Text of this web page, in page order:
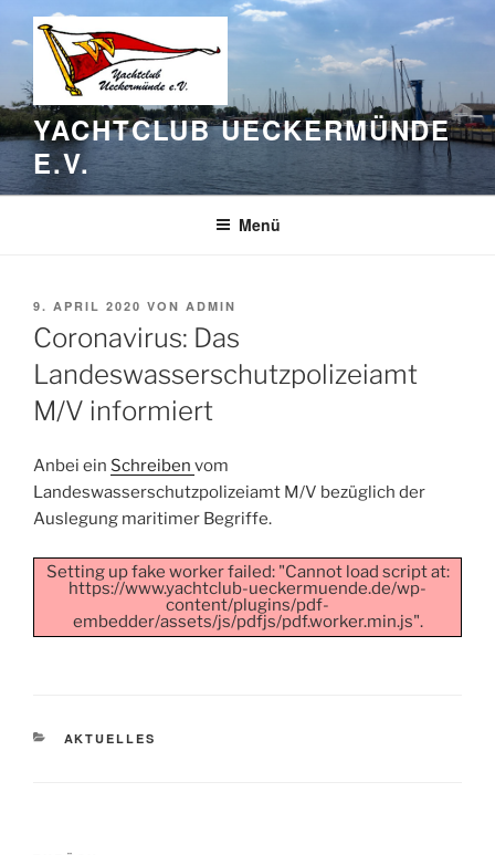
Zum
Inhalt
springen
YACHTCLUB UECKERMÜNDE
E.V.
Menü
VERÖFFENTLICHT
AM
9. APRIL 2020 VON ADMIN
Coronavirus: Das
Landeswasserschutzpolizeiamt
M/V informiert
Anbei ein Schreiben vom
Landeswasserschutzpolizeiamt M/V bezüglich der
Auslegung maritimer Begriffe.
Setting up fake worker failed: "Cannot load script at:
https://www.yachtclub-ueckermuende.de/wp-
content/plugins/pdf-
embedder/assets/js/pdfjs/pdf.worker.min.js".
KATEGORIEN
AKTUELLES
Beitragsnavigation